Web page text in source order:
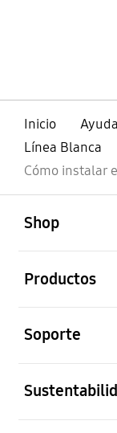
Inicio
Línea Blanca
Cómo instalar
Shop
Productos
Soporte